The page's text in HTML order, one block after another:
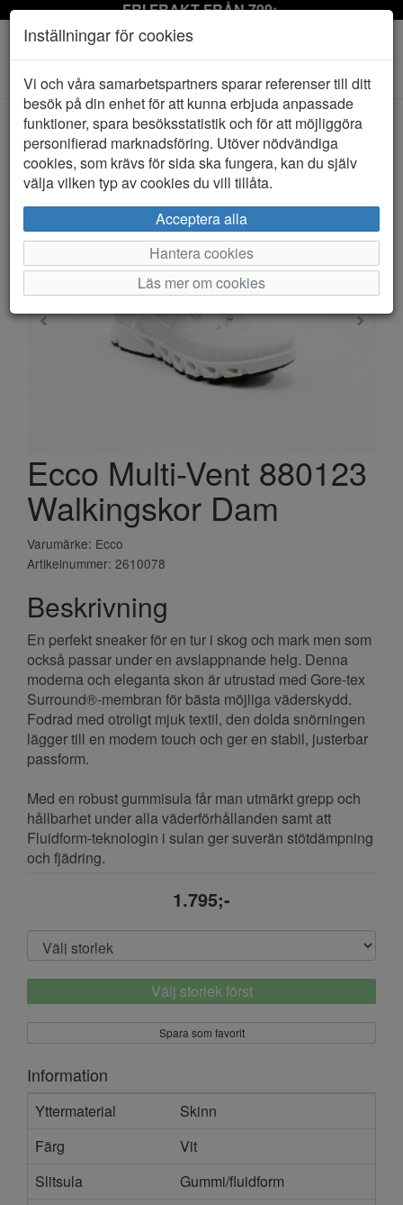
FRI FRAKT FRÅN 799:-
Toggle
navigation
HEM ECCO
Ecco Multi-Vent 880123
Walkingskor Dam
Varumärke: Ecco
Artikelnummer: 2610078
Beskrivning
En perfekt sneaker för en tur i skog och mark men som
också passar under en avslappnande helg. Denna
moderna och eleganta skon är utrustad med Gore-tex
Surround®-membran för bästa möjliga väderskydd.
Fodrad med otroligt mjuk textil, den dolda snörningen
lägger till en modern touch och ger en stabil, justerbar
passform.
Med en robust gummisula får man utmärkt grepp och
hållbarhet under alla väderförhållanden samt att
Fluidform-teknologin i sulan ger suverän stötdämpning
och fjädring.
1.795;-
Välj storlek först
Spara som favorit
Information
Yttermaterial
Skinn
Färg
Vit
Slitsula
Gummi/fluidform
Inställningar för cookies
Vi och våra samarbetspartners sparar referenser till ditt
besök på din enhet för att kunna erbjuda anpassade
funktioner, spara besöksstatistik och för att möjliggöra
personifierad marknadsföring. Utöver nödvändiga
cookies, som krävs för sida ska fungera, kan du själv
välja vilken typ av cookies du vill tillåta.
Acceptera alla
Hantera cookies
Läs mer om cookies